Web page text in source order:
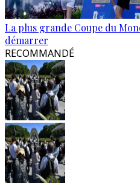
La plus grande Coupe du
démarrer
RECOMMANDÉ